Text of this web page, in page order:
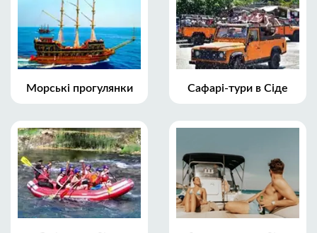
Морські прогулянки Сафарі-тури в Сіде